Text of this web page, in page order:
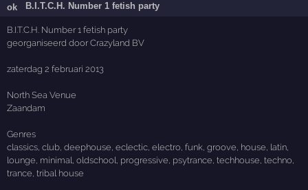
B.I.T.C.H. Number 1 fetish party
B.I.T.C.H. Number 1 fetish party
georganiseerd door Crazyland BV
zaterdag 2 februari 2013
North Sea Venue
Zaandam
Genres
classics, club, deephouse, eclectic, electro, funk, groove, house, latin,
lounge, minimal, oldschool, progressive, psytrance, techhouse, techno,
trance, tribal house